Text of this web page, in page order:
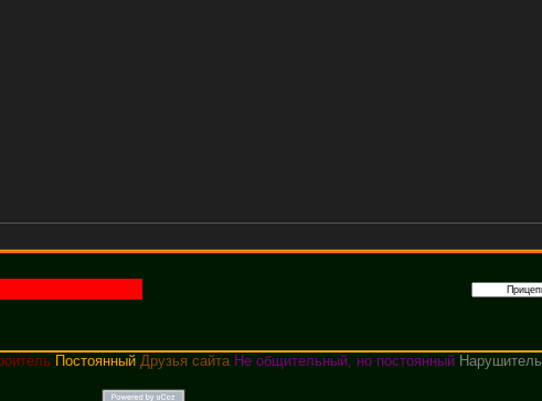
Постоянный Друзья сайта Не общительный, но постоянный Нарушитель